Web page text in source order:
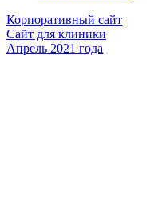
Корпоративный сайт
Сайт для клиники
Апрель 2021 года